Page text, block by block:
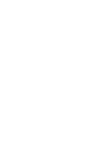
vaihtoehdot
vaihtoehdot